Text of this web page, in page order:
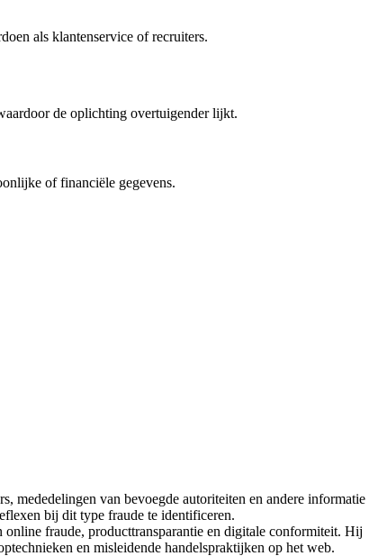
als klantenservice of recruiters.
de oplichting overtuigender lijkt.
of financiële gegevens.
mededelingen van bevoegde autoriteiten en andere informatie
bij dit type fraude te identificeren.
fraude, producttransparantie en digitale conformiteit. Hij
en misleidende handelspraktijken op het web.